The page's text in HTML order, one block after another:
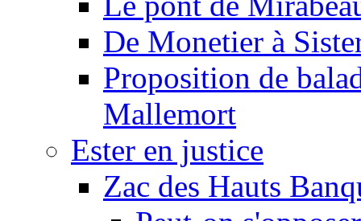
De Monetier à
Proposition de
Mallemort
Ester en justice
Zac des Hauts